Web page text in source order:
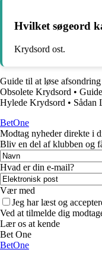
Hvilket søgeord
Krydsord ost.
Guide til at løse
Obsolete Krydsord •
Hylede Krydsord • Sådan
BetOne
Modtag nyheder direkte i
Bliv en del af klubben og
Hvad er din e-mail?
Vær med
Jeg har læst og
Ved at tilmelde dig
Lær os at kende
Bet One
BetOne